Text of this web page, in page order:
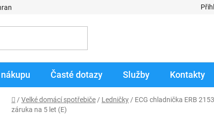
osobních údajů Obchodní podmínky prodloužené záruky
Časté dotazy Služby Kontakty
Domů
/ Velké domácí spotřebiče / Ledničky / ECG chladnička ERB
záruka na 5 let (E)